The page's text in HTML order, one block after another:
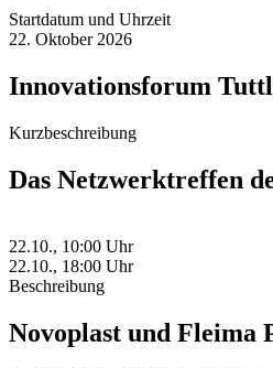
Startdatum und Uhrzeit
22. Oktober 2026
Innovationsforum
Kurzbeschreibung
Das Netzwerktreffen
22.10., 10:00 Uhr
22.10., 18:00 Uhr
Beschreibung
Novoplast und Fleima